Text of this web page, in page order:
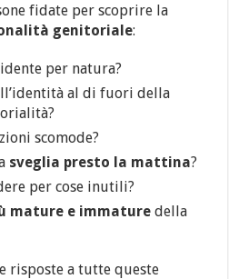
fidate per scoprire la
genitoriale:
per natura?
al di fuori della
scomode?
sveglia presto la mattina?
per cose inutili?
mature e immature della
risposte a tutte queste